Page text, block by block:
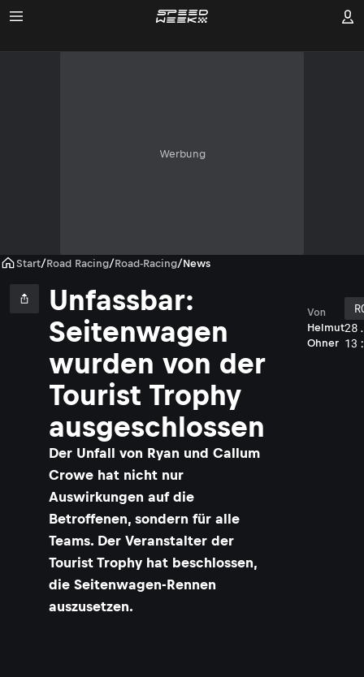
Werbung
Start/Road Racing/Road-Racing/News
Unfassbar:
Seitenwagen
wurden von der
Tourist Trophy
ausgeschlossen
Der Unfall von Ryan und Callum
Crowe hat nicht nur
Auswirkungen auf die
Betroffenen, sondern für alle
Teams. Der Veranstalter der
Tourist Trophy hat beschlossen,
die Seitenwagen-Rennen
auszusetzen.
Helmut
Ohner
Von